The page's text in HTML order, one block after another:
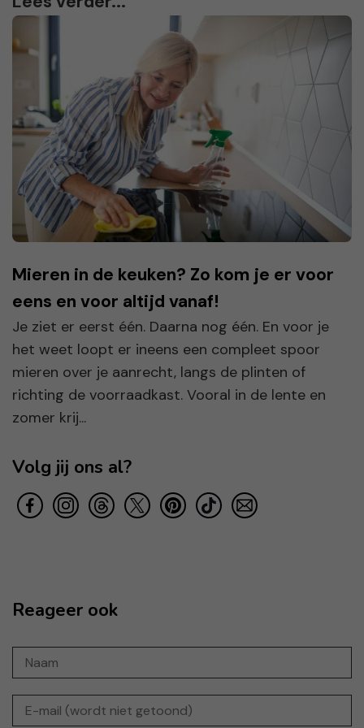
Mieren in de keuken? Zo kom je er voor
eens en voor altijd vanaf!
Je ziet er eerst één. Daarna nog één. En voor je
het weet loopt er ineens een compleet spoor
mieren over je aanrecht, langs de plinten of
richting de voorraadkast. Vooral in de lente en
zomer krij...
Volg jij ons al?
Reageer ook